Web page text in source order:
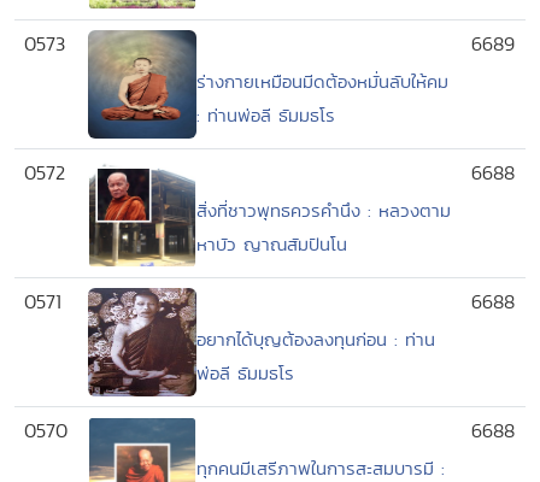
0573
ร่างกายเหมือนมีดต้องหมั่นลับให้คม
: ท่านพ่อลี ธัมมธโร
6689
0572
สิ่งที่ชาวพุทธควรคำนึง : หลวงตาม
หาบัว ญาณสัมปันโน
6688
0571
อยากได้บุญต้องลงทุนก่อน : ท่าน
พ่อลี ธัมมธโร
6688
0570
ทุกคนมีเสรีภาพในการสะสมบารมี :
6688